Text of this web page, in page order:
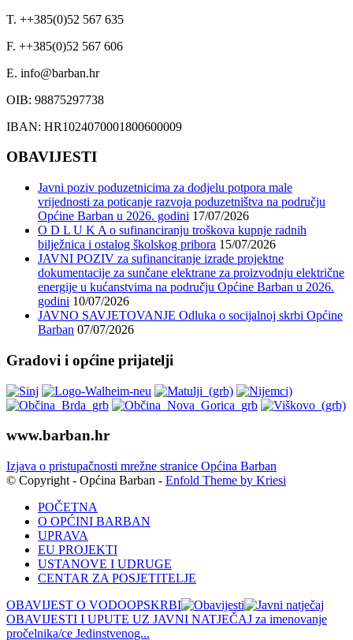
T. ++385(0)52 567 635
F. ++385(0)52 567 606
E. info@barban.hr
OIB: 98875297738
IBAN: HR1024070001800600009
OBAVIJESTI
Javni poziv poduzetnicima za dodjelu potpora male
vrijednosti za poticanje razvoja poduzetništva na području
Općine Barban u 2026. godini 17/07/2026
O D L U K A o sufinanciranju troškova kupnje radnih
bilježnica i ostalog školskog pribora 15/07/2026
JAVNI POZIV za sufinanciranje izrade projektne
dokumentacije za sunčane elektrane za proizvodnju električne
energije u kućanstvima na području Općine Barban u 2026.
godini 10/07/2026
JAVNO SAVJETOVANJE Odluka o socijalnoj skrbi Općine
Barban 07/07/2026
Gradovi i općine prijatelji
www.barban.hr
Izjava o pristupačnosti mrežne stranice Općina Barban
© Copyright - Općina Barban - Enfold Theme by Kriesi
POČETNA
O OPĆINI BARBAN
UPRAVA
EU PROJEKTI
USTANOVE I UDRUGE
CENTAR ZA POSJETITELJE
OBAVIJEST O VODOOPSKRBI
OBAVIJESTI I UPUTE UZ JAVNI NATJEČAJ za imenovanje
pročelnika/ce Jedinstvenog...